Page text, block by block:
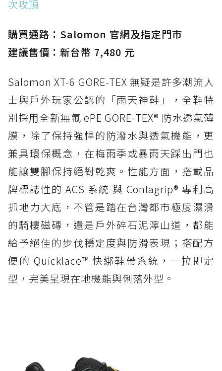
次攻頂
購買通路：Salomon 官網及指定門市
建議售價：新台幣 7,480 元
Salomon XT-6 GORE-TEX 無疑是許多潮流人
士與戶外玩家公認的「雨天神鞋」，全鞋特
別採用全新無氟 ePE GORE-TEX® 防水透氣薄
膜，除了保持強悍的防潑水與透氣機能，更
兼具環保概念，在梅雨季或暴雨天踩出門也
能讓雙腳保持絕對乾爽。性能方面，搭載品
牌標誌性的 ACS 系統 與 Contagrip® 專利高
抓地力大底，不管是踏在台灣都市極度濕滑
的騎樓磁磚，還是戶外碎石泥濘山道，都能
給予絕佳的步伐穩定度與防滑表現；搭配方
便的 Quicklace™ 快綁鞋帶系統，一拉即定
型，完美呈現在地機能與俐落外型。